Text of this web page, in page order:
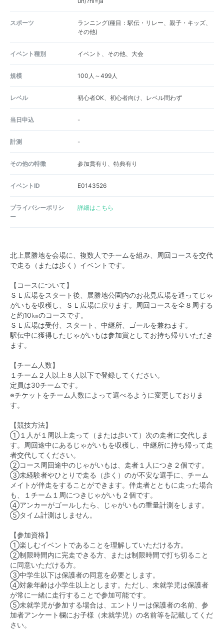
スポーツ
ランニング(種目：駅伝・リレー、親子・キッズ、
その他)
イベント種別 イベント、その他、大会
規模 100人～499人
レベル 初心者OK、初心者向け、レベル問わず
当日申込 -
計測 -
その他の特徴 参加賞有り、特典有り
イベントID E0143526
プライバシーポリシ
ー
詳細はこちら
北上展勝地を会場に、複数人でチームを組み、周回コースを交代
で走る（または歩く）イベントです。
【コースについて】
ＳＬ広場をスタート後、展勝地公園内のお花見広場を通ってじゃ
がいもを収穫し、ＳＬ広場に戻ります。周回コースを全８周する
と約10㎞のコースです。
ＳＬ広場は受付、スタート、中継所、ゴールを兼ねます。
駅伝中に獲得したじゃがいもは参加賞としてお持ち帰りいただき
ます。
【チーム人数】
１チーム２人以上８人以下で登録してください。
定員は30チームです。
※チケットをチーム人数によって選べるように変更しておりま
す。
【競技方法】
①１人が１周以上走って（または歩いて）次の走者に交代しま
す。周回途中にあるじゃがいもを収穫し、中継所に持ち帰って走
者交代してください。
②コース周回途中のじゃがいもは、走者１人につき２個です。
③未経験者やひとりで走る（歩く）のが不安な選手に、チーム
メイトが伴走をすることができます。伴走者とともに走った場合
も、１チーム１周につきじゃがいも２個です。
④アンカーがゴールしたら、じゃがいもの重量計測をします。
⑤タイム計測はしません。
【参加資格】
①楽しむイベントであることを理解していただける方。
②制限時間内に完走できる方、または制限時間で打ち切ること
に同意いただける方。
③中学生以下は保護者の同意を必要とします。
④対象年齢は小学生以上とします。ただし、未就学児は保護者
が常に一緒に走行することで参加可能です。
⑤未就学児が参加する場合は、エントリーは保護者の名前、参
加者アンケート欄にお子様（未就学児）の名前等を記載してくだ
さい。